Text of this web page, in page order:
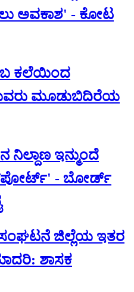
ಅವಕಾಶ' - ಕೋಟ
ಕಲೆಯಿಂದ
ಮೂಡುಬಿದಿರೆಯ
ಇನ್ಮುಂದೆ
- ಬೋರ್ಡ್
ಸಂಘಟನೆ ಜಿಲ್ಲೆಯ ಇತರ
ಶಾಸಕ